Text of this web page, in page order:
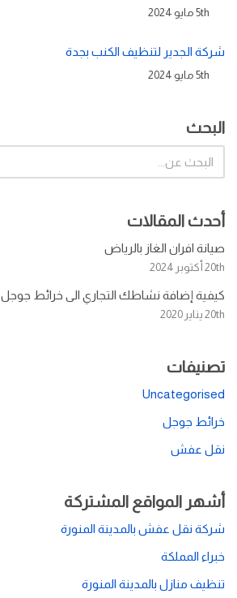
5th مايو 2024
شركة الجدير لتنظيف الكنب بجدة
5th مايو 2024
البحث
أحدث المقالات
صيانة افران الغاز بالرياض
20th أكتوبر 2024
كيفية إضافة نشاطك التجاري الى خرائط جوجل
20th يناير 2020
تصنيفات
Uncategorised
خرائط جوجل
نقل عفش
أشهر المواقع المشتركة
شركة نقل عفش بالمدينة المنورة
خبراء المملكة
تنظيف منازل بالمدينة المنورة